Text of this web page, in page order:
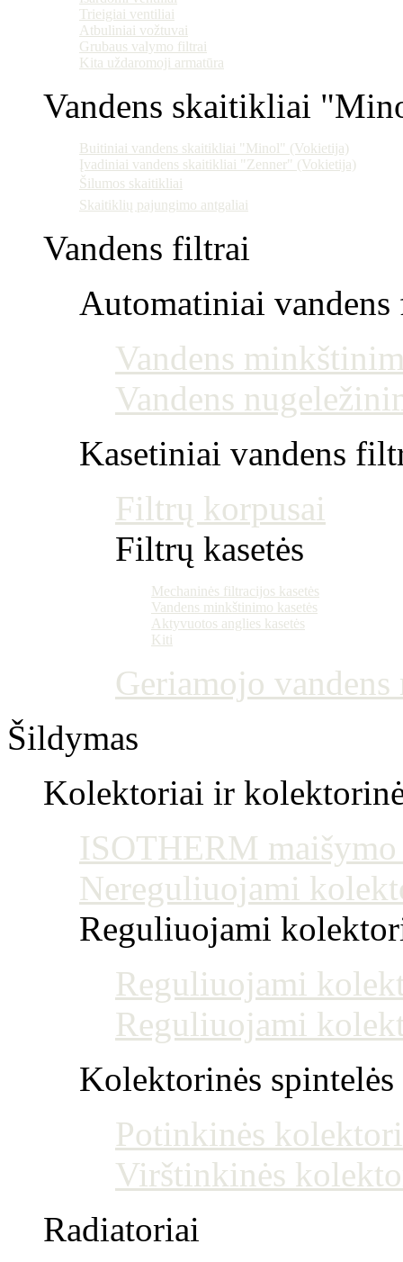
Trieigiai ventiliai
Atbuliniai vožtuvai
Grubaus valymo filtrai
Kita uždaromoji armatūra
Vandens skaitikliai
Buitiniai vandens skaitikliai "Minol" (Vokietija)
Įvadiniai vandens skaitikliai "Zenner" (Vokietija)
Šilumos skaitikliai
Skaitiklių pajungimo antgaliai
Vandens filtrai
Automatiniai
Vandens
Vandens
Kasetiniai vandens
Filtrų korpusai
Filtrų kasetės
Mechaninės filtracijos kasetės
Vandens minkštinimo kasetės
Aktyvuotos anglies kasetės
Kiti
Geriamojo
Šildymas
Kolektoriai ir
ISOTHERM
Nereguliuojami
Reguliuojami
Reguliuojami
Reguliuojami
Kolektorinės spintelės
Potinkinės
Virštinkinės
Radiatoriai